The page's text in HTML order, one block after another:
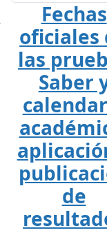
Fechas
oficiales
las
Saber
de